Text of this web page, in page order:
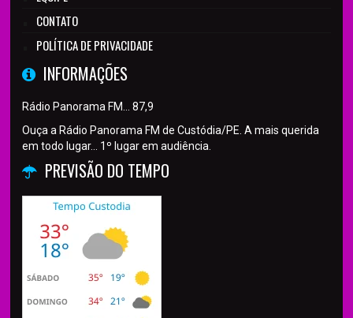
CONTATO
POLÍTICA DE PRIVACIDADE
INFORMAÇÕES
Rádio Panorama FM… 87,9
Ouça a Rádio Panorama FM de Custódia/PE. A mais querida
em todo lugar... 1º lugar em audiência.
PREVISÃO DO TEMPO